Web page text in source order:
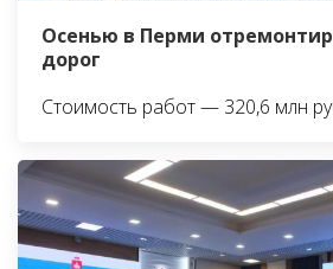
Осенью в Перми
дорог
Стоимость работ — 320,6 млн